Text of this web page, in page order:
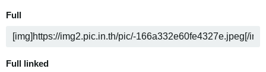
Full
Full linked